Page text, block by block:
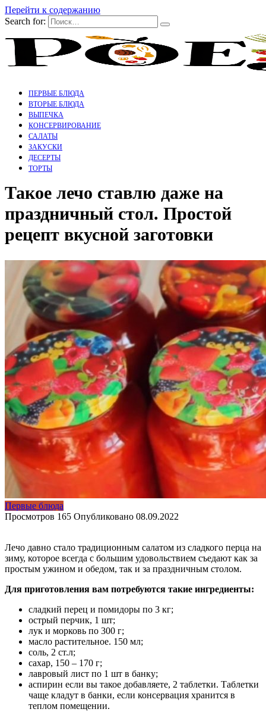
Перейти к содержанию
Search for:
ПЕРВЫЕ БЛЮДА
ВТОРЫЕ БЛЮДА
ВЫПЕЧКА
КОНСЕРВИРОВАНИЕ
САЛАТЫ
ЗАКУСКИ
ДЕСЕРТЫ
ТОРТЫ
Такое лечо ставлю даже на
праздничный стол. Простой
рецепт вкусной заготовки
Первые блюда
Просмотров 165 Опубликовано 08.09.2022
Лечо давно стало традиционным салатом из сладкого перца на
зиму, которое всегда с большим удовольствием съедают как за
простым ужином и обедом, так и за праздничным столом.
Для приготовления вам потребуются такие ингредиенты:
сладкий перец и помидоры по 3 кг;
острый перчик, 1 шт;
лук и морковь по 300 г;
масло растительное. 150 мл;
соль, 2 ст.л;
сахар, 150 – 170 г;
лавровый лист по 1 шт в банку;
аспирин если вы такое добавляете, 2 таблетки. Таблетки
чаще кладут в банки, если консервация хранится в
теплом помещении.